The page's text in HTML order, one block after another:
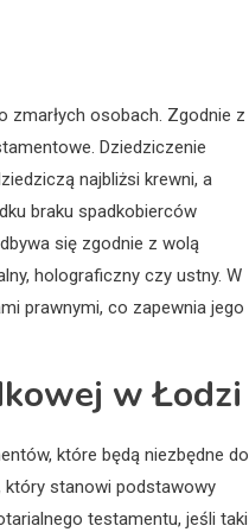
zmarłych osobach. Zgodnie z
Dziedziczenie
najbliżsi krewni, a
braku spadkobierców
się zgodnie z wolą
holograficzny czy ustny. W
prawnymi, co zapewnia jego
w Łodzi
które będą niezbędne do
który stanowi podstawowy
testamentu, jeśli taki